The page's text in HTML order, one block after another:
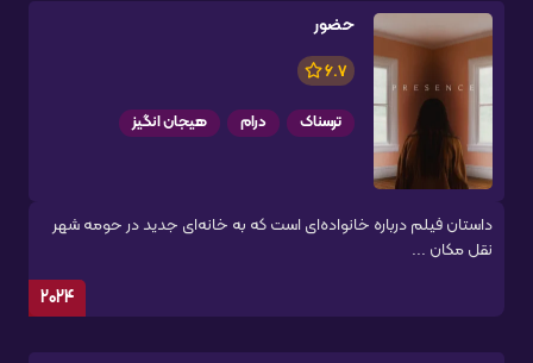
حضور
6.7
ترسناک درام هیجان انگیز
داستان فیلم درباره خانواده‌ای است که به خانه‌ای جدید در حومه شهر
نقل مکان ...
2024